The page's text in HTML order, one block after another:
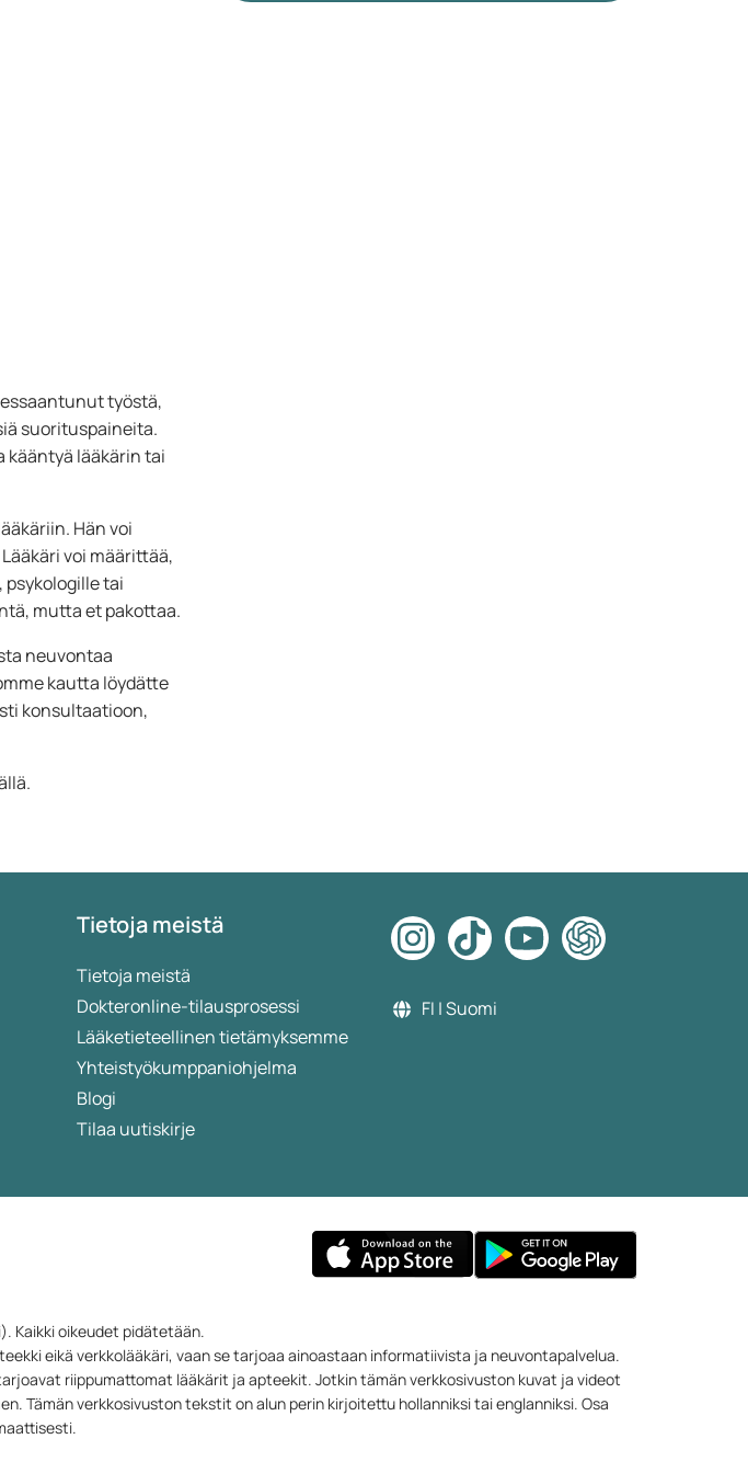
työstä,
suorituspaineita.
kääntyä lääkärin tai
Hän voi
voi määrittää,
tai
mutta et pakottaa.
neuvontaa
kautta löydätte
konsultaatioon,
Tietoja meistä
Tietoja meistä
Dokteronline-tilausprosessi
Lääketieteellinen tietämyksemme
Yhteistyökumppaniohjelma
Blogi
Tilaa uutiskirje
FI | Suomi
Kaikki oikeudet pidätetään.
eikä verkkolääkäri, vaan se tarjoaa ainoastaan informatiivista ja neuvontapalvelua.
riippumattomat lääkärit ja apteekit. Jotkin tämän verkkosivuston kuvat ja videot
Tämän verkkosivuston tekstit on alun perin kirjoitettu hollanniksi tai englanniksi. Osa